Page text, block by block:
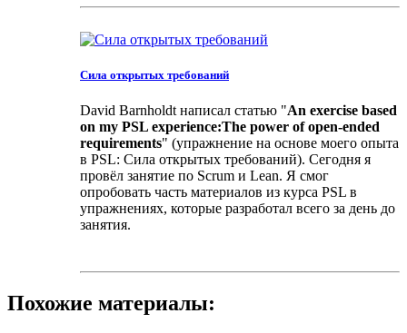
Сила открытых требований
David Barnholdt написал статью "An exercise based
on my PSL experience:The power of open-ended
requirements" (упражнение на основе моего опыта
в PSL: Сила открытых требований). Сегодня я
провёл занятие по Scrum и Lean. Я смог
опробовать часть материалов из курса PSL в
упражнениях, которые разработал всего за день до
занятия.
Похожие материалы: